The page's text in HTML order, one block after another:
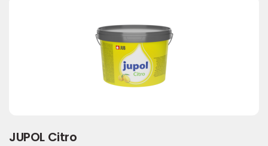
JUPOL Citro